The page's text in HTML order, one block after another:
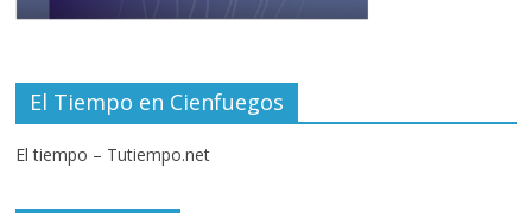
El Tiempo en Cienfuegos
El tiempo – Tutiempo.net